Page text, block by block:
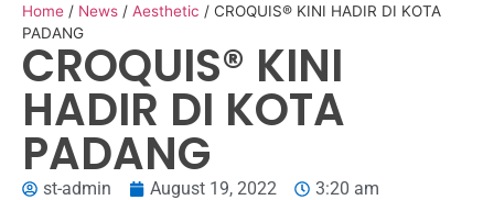
Home / News / Aesthetic / CROQUIS® KINI HADIR DI KOTA
PADANG
CROQUIS® KINI
HADIR DI KOTA
PADANG
st-admin August 19, 2022 3:20 am